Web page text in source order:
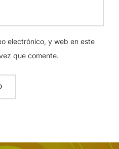
electrónico, y web en este
que comente.